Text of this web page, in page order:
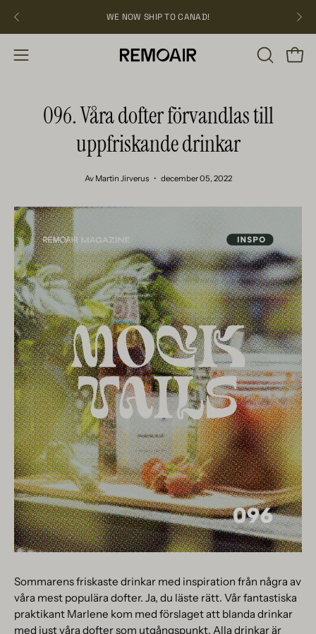
över
WE NOW SHIP TO CANAD!
Öppna
ÖPPNA
096. Våra dofter förvandlas till
uppfriskande drinkar
Av Martin Jirverus december 05, 2022
Sommarens friskaste drinkar med inspiration från några av
våra mest populära dofter. Ja, du läste rätt. Vår fantastiska
praktikant Marlene kom med förslaget att blanda drinkar
med just våra dofter som utgångspunkt. Alla drinkar är